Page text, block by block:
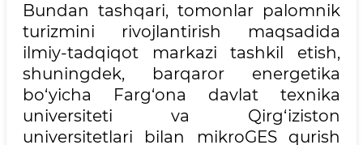
Bundan tashqari, tomonlar palomnik
turizmini rivojlantirish maqsadida
ilmiy-tadqiqot markazi tashkil etish,
shuningdek, barqaror energetika
bo‘yicha Farg‘ona davlat texnika
universiteti va Qirg‘iziston
universitetlari bilan mikroGES qurish